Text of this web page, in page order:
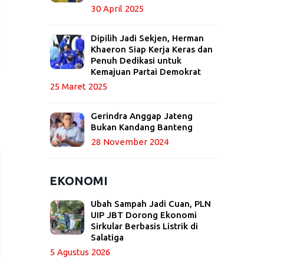
30 April 2025
Dipilih Jadi Sekjen, Herman
Khaeron Siap Kerja Keras dan
Penuh Dedikasi untuk
Kemajuan Partai Demokrat
25 Maret 2025
Gerindra Anggap Jateng
Bukan Kandang Banteng
28 November 2024
EKONOMI
Ubah Sampah Jadi Cuan, PLN
UIP JBT Dorong Ekonomi
Sirkular Berbasis Listrik di
Salatiga
5 Agustus 2026